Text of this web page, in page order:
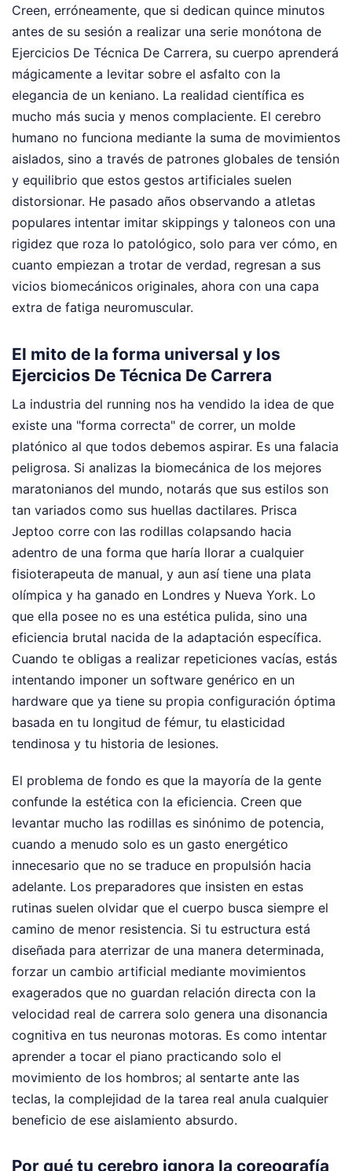
Creen, erróneamente, que si dedican quince minutos
antes de su sesión a realizar una serie monótona de
Ejercicios De Técnica De Carrera, su cuerpo aprenderá
mágicamente a levitar sobre el asfalto con la
elegancia de un keniano. La realidad científica es
mucho más sucia y menos complaciente. El cerebro
humano no funciona mediante la suma de movimientos
aislados, sino a través de patrones globales de tensión
y equilibrio que estos gestos artificiales suelen
distorsionar. He pasado años observando a atletas
populares intentar imitar skippings y taloneos con una
rigidez que roza lo patológico, solo para ver cómo, en
cuanto empiezan a trotar de verdad, regresan a sus
vicios biomecánicos originales, ahora con una capa
extra de fatiga neuromuscular.
El mito de la forma universal y los
Ejercicios De Técnica De Carrera
La industria del running nos ha vendido la idea de que
existe una "forma correcta" de correr, un molde
platónico al que todos debemos aspirar. Es una falacia
peligrosa. Si analizas la biomecánica de los mejores
maratonianos del mundo, notarás que sus estilos son
tan variados como sus huellas dactilares. Prisca
Jeptoo corre con las rodillas colapsando hacia
adentro de una forma que haría llorar a cualquier
fisioterapeuta de manual, y aun así tiene una plata
olímpica y ha ganado en Londres y Nueva York. Lo
que ella posee no es una estética pulida, sino una
eficiencia brutal nacida de la adaptación específica.
Cuando te obligas a realizar repeticiones vacías, estás
intentando imponer un software genérico en un
hardware que ya tiene su propia configuración óptima
basada en tu longitud de fémur, tu elasticidad
tendinosa y tu historia de lesiones.
El problema de fondo es que la mayoría de la gente
confunde la estética con la eficiencia. Creen que
levantar mucho las rodillas es sinónimo de potencia,
cuando a menudo solo es un gasto energético
innecesario que no se traduce en propulsión hacia
adelante. Los preparadores que insisten en estas
rutinas suelen olvidar que el cuerpo busca siempre el
camino de menor resistencia. Si tu estructura está
diseñada para aterrizar de una manera determinada,
forzar un cambio artificial mediante movimientos
exagerados que no guardan relación directa con la
velocidad real de carrera solo genera una disonancia
cognitiva en tus neuronas motoras. Es como intentar
aprender a tocar el piano practicando solo el
movimiento de los hombros; al sentarte ante las
teclas, la complejidad de la tarea real anula cualquier
beneficio de ese aislamiento absurdo.
Por qué tu cerebro ignora la coreografía